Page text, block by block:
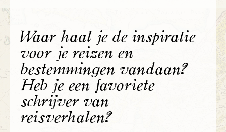
Waar haal je de inspiratie
voor je reizen en
bestemmingen vandaan?
Heb je een favoriete
schrijver van
reisverhalen?